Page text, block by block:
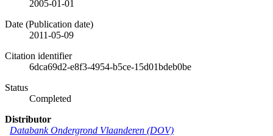
2005-01-01
Date (Publication date)
2011-05-09
Citation identifier
6dca69d2-e8f3-4954-b5ce-15d01bdeb0be
Status
Completed
Distributor
Databank Ondergrond Vlaanderen (DOV)